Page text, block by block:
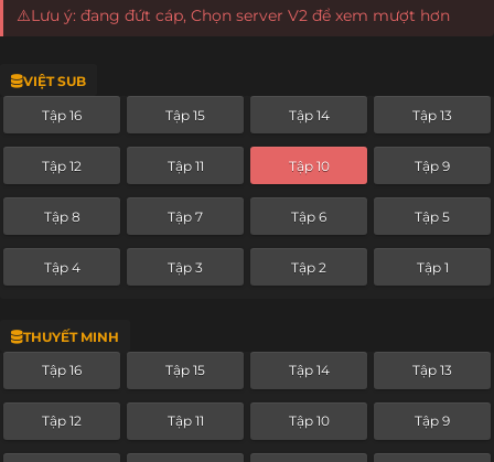
⚠️Lưu ý: đang đứt cáp, Chọn server V2 để xem mượt hơn
VIỆT SUB
Tập 16 Tập 15 Tập 14 Tập 13
Tập 12 Tập 11 Tập 10 Tập 9
Tập 8 Tập 7 Tập 6 Tập 5
Tập 4 Tập 3 Tập 2 Tập 1
THUYẾT MINH
Tập 16 Tập 15 Tập 14 Tập 13
Tập 12 Tập 11 Tập 10 Tập 9